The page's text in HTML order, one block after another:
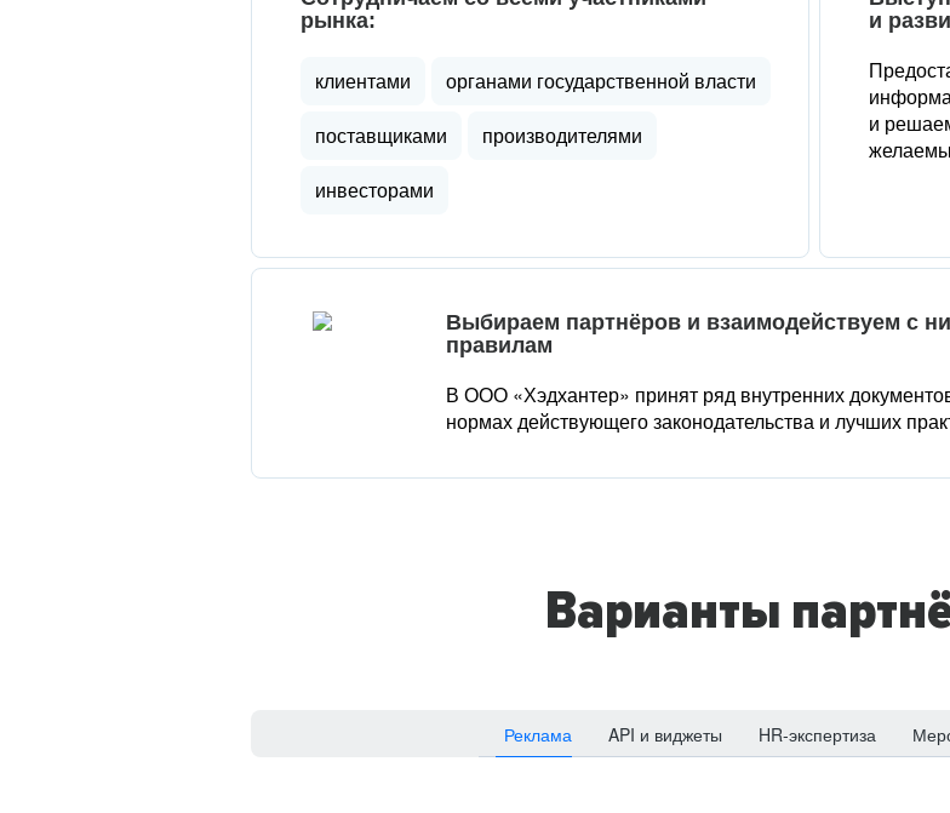
рынка:
клиентами
органами государственной власти
поставщиками
производителями
инвесторами
и
и
Выбираем партнёров и взаимодействуем с
правилам
В ООО «Хэдхантер» принят ряд внутренних
нормах действующего законодательства и лучших
Варианты
Реклама API и виджеты HR-экспертиза